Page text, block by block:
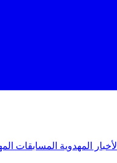
الأخبار المهدوية المسابقات